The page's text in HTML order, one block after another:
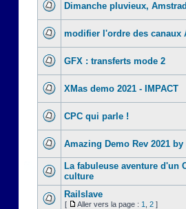
Dimanche pluvieux,
modifier l'ordre des canaux
GFX : transferts mode 2
XMas demo 2021 - IMPACT
CPC qui parle !
Amazing Demo Rev 2021
La fabuleuse aventure d'un
culture
Railslave
[ Aller vers la page : 1 2 ]